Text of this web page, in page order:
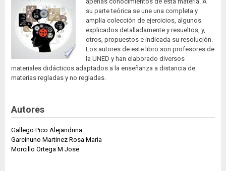
su parte teórica se une una completa y
amplia colección de ejercicios, algunos
explicados detalladamente y resueltos, y,
otros, propuestos e indicada su resolución.
Los autores de este libro son profesores de
la UNED y han elaborado diversos
materiales didácticos adaptados a la enseñanza a distancia de
materias regladas y no regladas.
Autores
Gallego Pico Alejandrina
Garcinuno Martinez Rosa Maria
Morcillo Ortega M Jose